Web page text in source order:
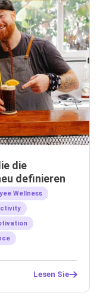
die
definieren
Wellness
Lesen Sie